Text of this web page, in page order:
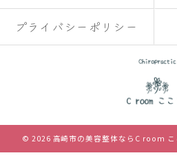
プライバシーポリシー
© 2026 高崎市の美容整体ならC room こ